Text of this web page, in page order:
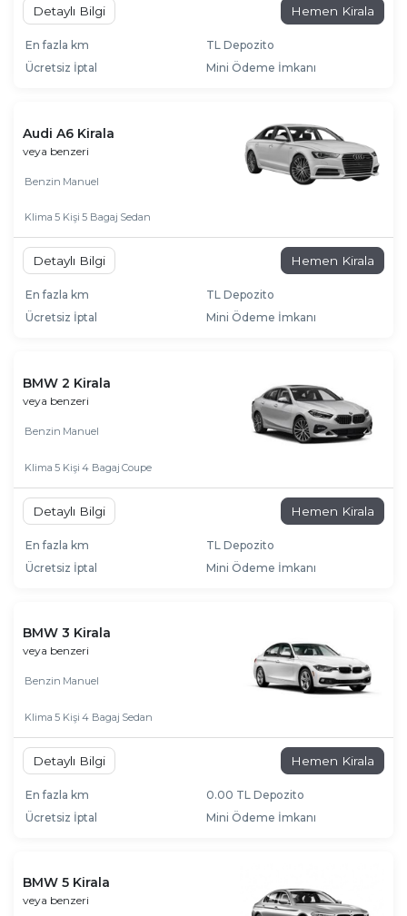
Detaylı Bilgi Hemen Kirala
En fazla km
TL Depozito
Ücretsiz İptal
Mini Ödeme İmkanı
Audi A6 Kirala
veya benzeri
Benzin Manuel
Klima 5 Kişi 5 Bagaj Sedan
Detaylı Bilgi Hemen Kirala
En fazla km
TL Depozito
Ücretsiz İptal
Mini Ödeme İmkanı
BMW 2 Kirala
veya benzeri
Benzin Manuel
Klima 5 Kişi 4 Bagaj Coupe
Detaylı Bilgi Hemen Kirala
En fazla km
TL Depozito
Ücretsiz İptal
Mini Ödeme İmkanı
BMW 3 Kirala
veya benzeri
Benzin Manuel
Klima 5 Kişi 4 Bagaj Sedan
Detaylı Bilgi Hemen Kirala
En fazla km
0.00 TL Depozito
Ücretsiz İptal
Mini Ödeme İmkanı
BMW 5 Kirala
veya benzeri